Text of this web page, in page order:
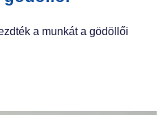
a munkát a gödöllői